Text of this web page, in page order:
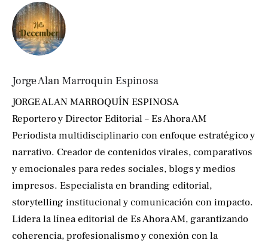
Jorge Alan Marroquin Espinosa
JORGE ALAN MARROQUÍN ESPINOSA
Reportero y Director Editorial – Es Ahora AM
Periodista multidisciplinario con enfoque estratégico y
narrativo. Creador de contenidos virales, comparativos
y emocionales para redes sociales, blogs y medios
impresos. Especialista en branding editorial,
storytelling institucional y comunicación con impacto.
Lidera la línea editorial de Es Ahora AM, garantizando
coherencia, profesionalismo y conexión con la